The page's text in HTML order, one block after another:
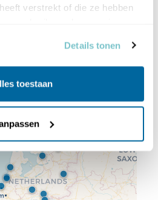
verstrekt of die ze hebben
Details tonen
toestaan